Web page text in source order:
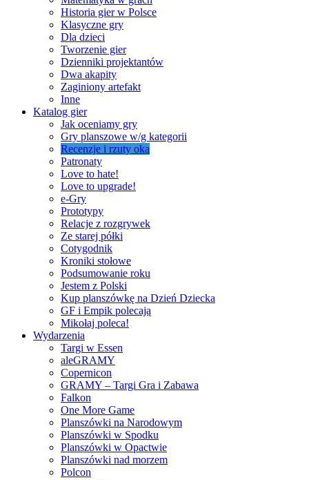
Historia gier w Polsce
Klasyczne gry
Dla dzieci
Tworzenie gier
Dzienniki projektantów
Dwa akapity
Zaginiony artefakt
Inne
Katalog gier
Jak oceniamy gry
Gry planszowe w/g kategorii
Recenzje i rzuty oka
Patronaty
Love to hate!
Love to upgrade!
e-Gry
Prototypy
Relacje z rozgrywek
Ze starej półki
Cotygodnik
Kroniki stołowe
Podsumowanie roku
Jestem z Polski
Kup planszówkę na Dzień Dziecka
GF i Empik polecają
Mikołaj poleca!
Wydarzenia
Targi w Essen
aleGRAMY
Copernicon
GRAMY – Targi Gra i Zabawa
Falkon
One More Game
Planszówki na Narodowym
Planszówki w Spodku
Planszówki w Opactwie
Planszówki nad morzem
Polcon